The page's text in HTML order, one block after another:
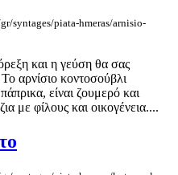
syntages/piata-hmeras/arnisio-
και η γεύση θα σας
αρνίσιο κοντοσούβλι
είναι ζουμερό και
με φίλους και οικογένεια....